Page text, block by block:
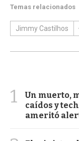
Temas relacionados
Jimmy Castilhos
1
Un muerto,
caídos y
ameritó